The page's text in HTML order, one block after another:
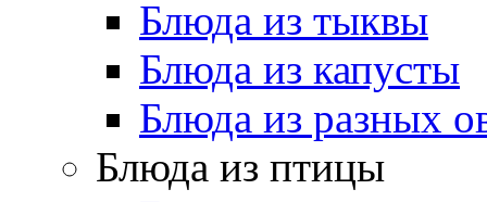
Блюда из тыквы
Блюда из капусты
Блюда из разных
Блюда из птицы